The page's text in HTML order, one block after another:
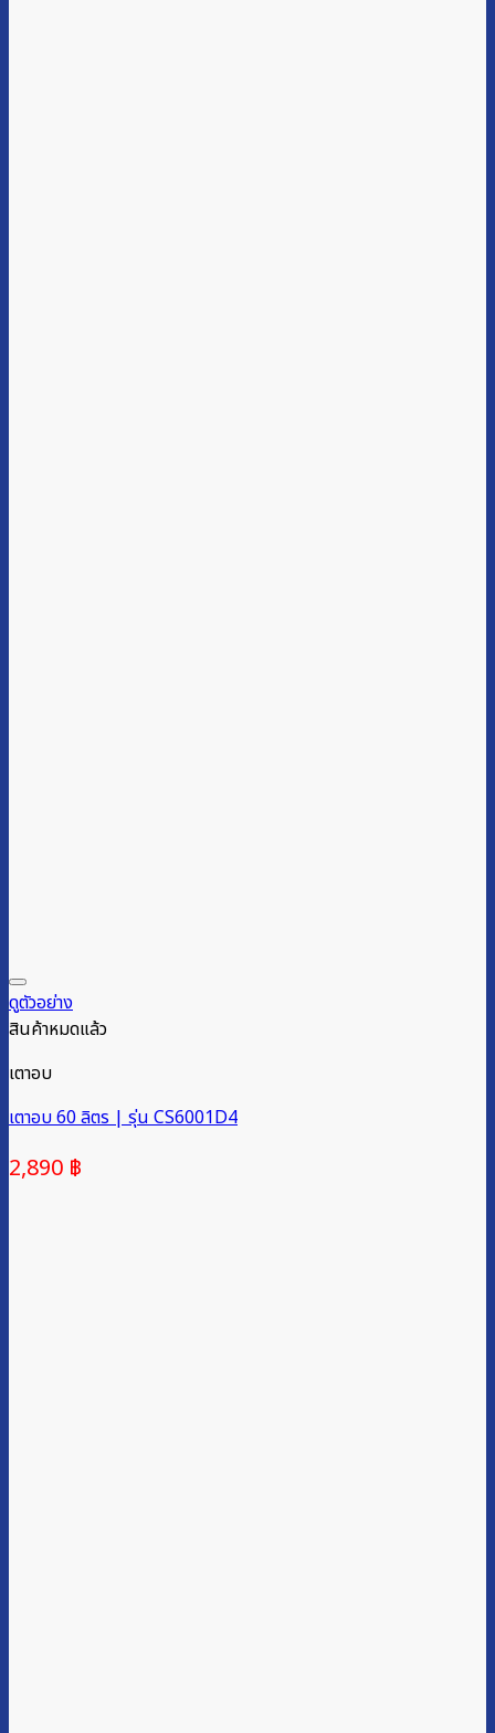
ดูตัวอย่าง
สินค้าหมดแล้ว
เตาอบ
เตาอบ 60 ลิตร | รุ่น CS6001D4
2,890 ฿